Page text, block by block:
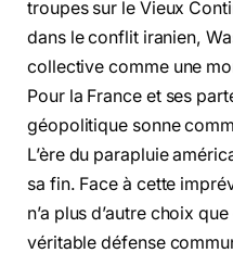
troupes sur le Vieux
dans le conflit iranien,
collective comme une
Pour la France et ses
géopolitique sonne
L’ère du parapluie
sa fin. Face à cette
n’a plus d’autre choix
véritable défense